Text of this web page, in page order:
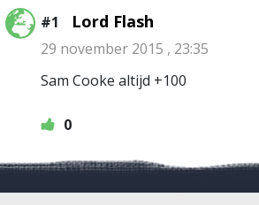
#1 Lord Flash
29 november 2015 , 23:35
Sam Cooke altijd +100
0